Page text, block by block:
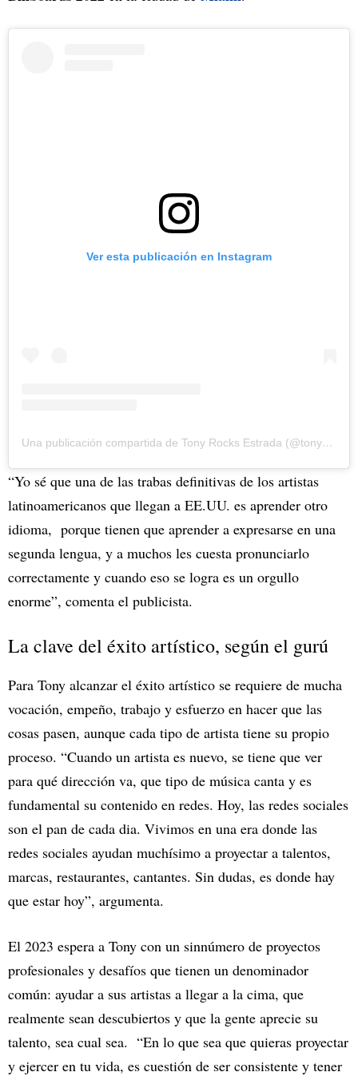
Ver esta publicación en Instagram
Una publicación compartida de Tony Rocks Estrada (@tonyrocks)
“Yo sé que una de las trabas definitivas de los artistas
latinoamericanos que llegan a EE.UU. es aprender otro
idioma, porque tienen que aprender a expresarse en una
segunda lengua, y a muchos les cuesta pronunciarlo
correctamente y cuando eso se logra es un orgullo
enorme”, comenta el publicista.
La clave del éxito artístico, según el gurú
Para Tony alcanzar el éxito artístico se requiere de mucha
vocación, empeño, trabajo y esfuerzo en hacer que las
cosas pasen, aunque cada tipo de artista tiene su propio
proceso. “Cuando un artista es nuevo, se tiene que ver
para qué dirección va, que tipo de música canta y es
fundamental su contenido en redes. Hoy, las redes sociales
son el pan de cada dia. Vivimos en una era donde las
redes sociales ayudan muchísimo a proyectar a talentos,
marcas, restaurantes, cantantes. Sin dudas, es donde hay
que estar hoy”, argumenta.
El 2023 espera a Tony con un sinnúmero de proyectos
profesionales y desafíos que tienen un denominador
común: ayudar a sus artistas a llegar a la cima, que
realmente sean descubiertos y que la gente aprecie su
talento, sea cual sea. “En lo que sea que quieras proyectar
y ejercer en tu vida, es cuestión de ser consistente y tener